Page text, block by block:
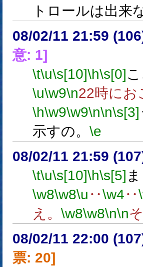
トロールは出来
08/02/11 21:59
意: 1]
\t\u\s[10]\h\s[0]
\u\w9\n22時にお
\h\w9\w9\n\n\s[3]
示すの。 \e
08/02/11 21:59
\t\u\s[10]\h\s[5]
\w8\w8\u ‥\w4‥
え。 \w8\w8\n\n
08/02/11 22:00
票: 20]